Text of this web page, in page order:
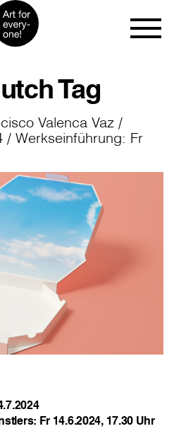
Tag
Valenca Vaz /
/ Werkseinführung: Fr
Fr 14.6.2024, 17.30 Uhr